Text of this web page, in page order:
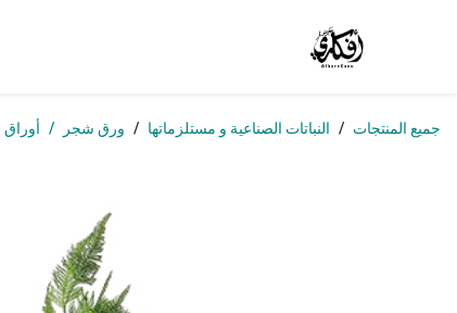
جميع المنتجات النباتات الصناعية و مستلزماتها ورق شجر أوراق